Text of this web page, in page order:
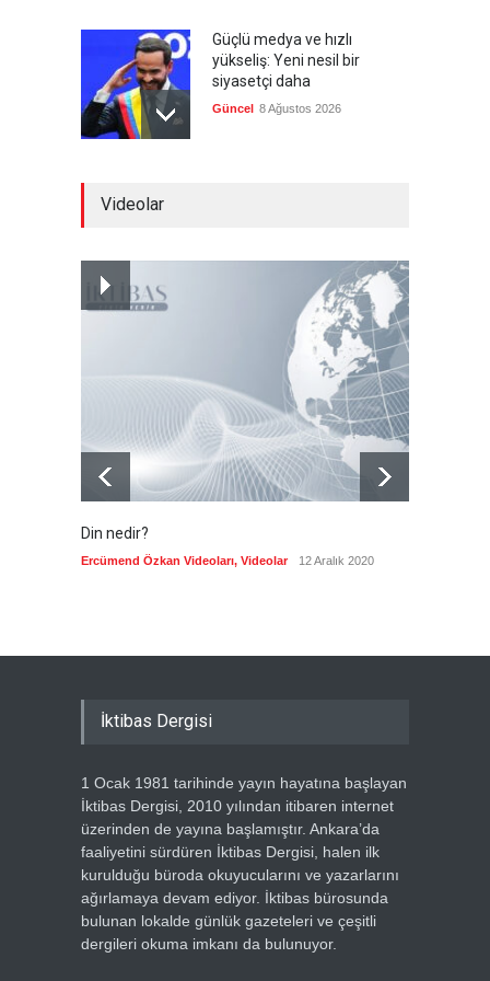
Güçlü medya ve hızlı
yükseliş: Yeni nesil bir
siyasetçi daha
Güncel 8 Ağustos 2026
Kolombiya, solcu Petro'nun
yerine aşırı sağcı Espriella'yı
Güncel 8 Ağustos 2026
Videolar
Din nedir?
Ercümend Özkan Videoları, Videolar 12 Aralık 2020
İktibas Dergisi
1 Ocak 1981 tarihinde yayın hayatına başlayan
İktibas Dergisi, 2010 yılından itibaren internet
üzerinden de yayına başlamıştır. Ankara’da
faaliyetini sürdüren İktibas Dergisi, halen ilk
kurulduğu büroda okuyucularını ve yazarlarını
ağırlamaya devam ediyor. İktibas bürosunda
bulunan lokalde günlük gazeteleri ve çeşitli
dergileri okuma imkanı da bulunuyor.